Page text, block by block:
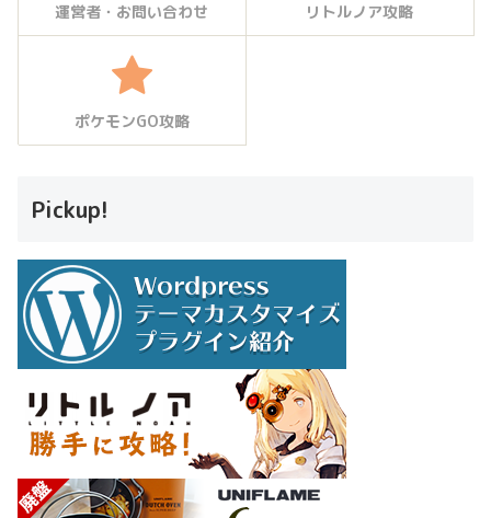
運営者・お問い合わせ リトルノア攻略
ポケモンGO攻略
Pickup!